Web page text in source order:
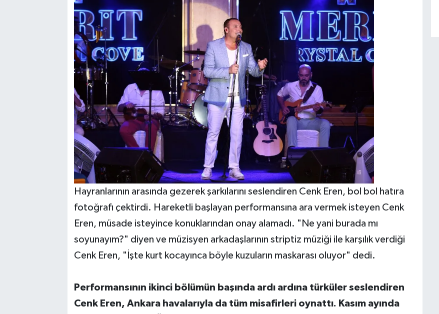
Hayranlarının arasında gezerek şarkılarını seslendiren Cenk Eren, bol bol hatıra
fotoğrafı çektirdi. Hareketli başlayan performansına ara vermek isteyen Cenk
Eren, müsade isteyince konuklarından onay alamadı. "Ne yani burada mı
soyunayım?" diyen ve müzisyen arkadaşlarının striptiz müziği ile karşılık verdiği
Cenk Eren, "İşte kurt kocayınca böyle kuzuların maskarası oluyor" dedi.
Performansının ikinci bölümün başında ardı ardına türküler seslendiren
Cenk Eren, Ankara havalarıyla da tüm misafirleri oynattı. Kasım ayında